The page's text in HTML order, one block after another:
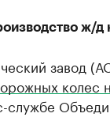
ж/д
завод
колес